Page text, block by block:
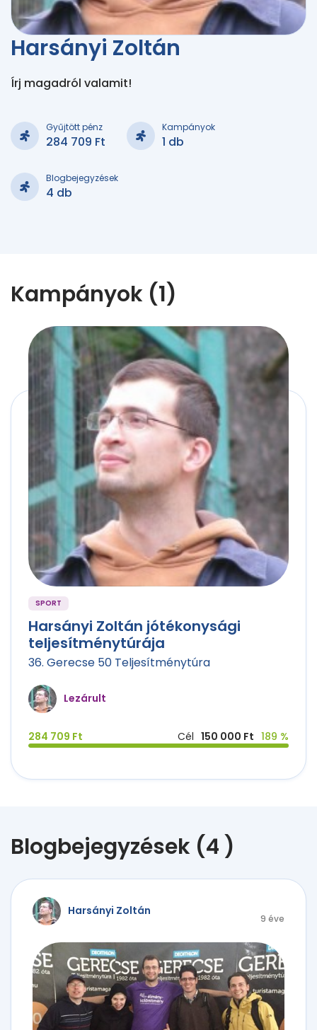
Harsányi Zoltán
Írj magadról valamit!
Gyűjtött pénz
284 709 Ft
Kampányok
1 db
Blogbejegyzések
4 db
Kampányok (1)
SPORT
Harsányi Zoltán jótékonysági
teljesítménytúrája
36. Gerecse 50 Teljesítménytúra
Lezárult
284 709 Ft Cél 150 000 Ft 189 %
Blogbejegyzések (4 )
Harsányi Zoltán
9 éve